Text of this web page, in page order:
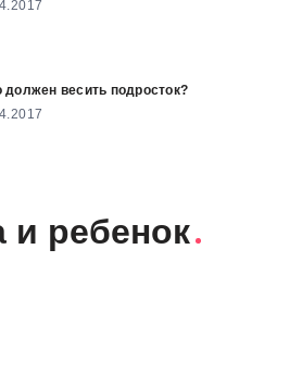
должен весить подросток?
и ребенок